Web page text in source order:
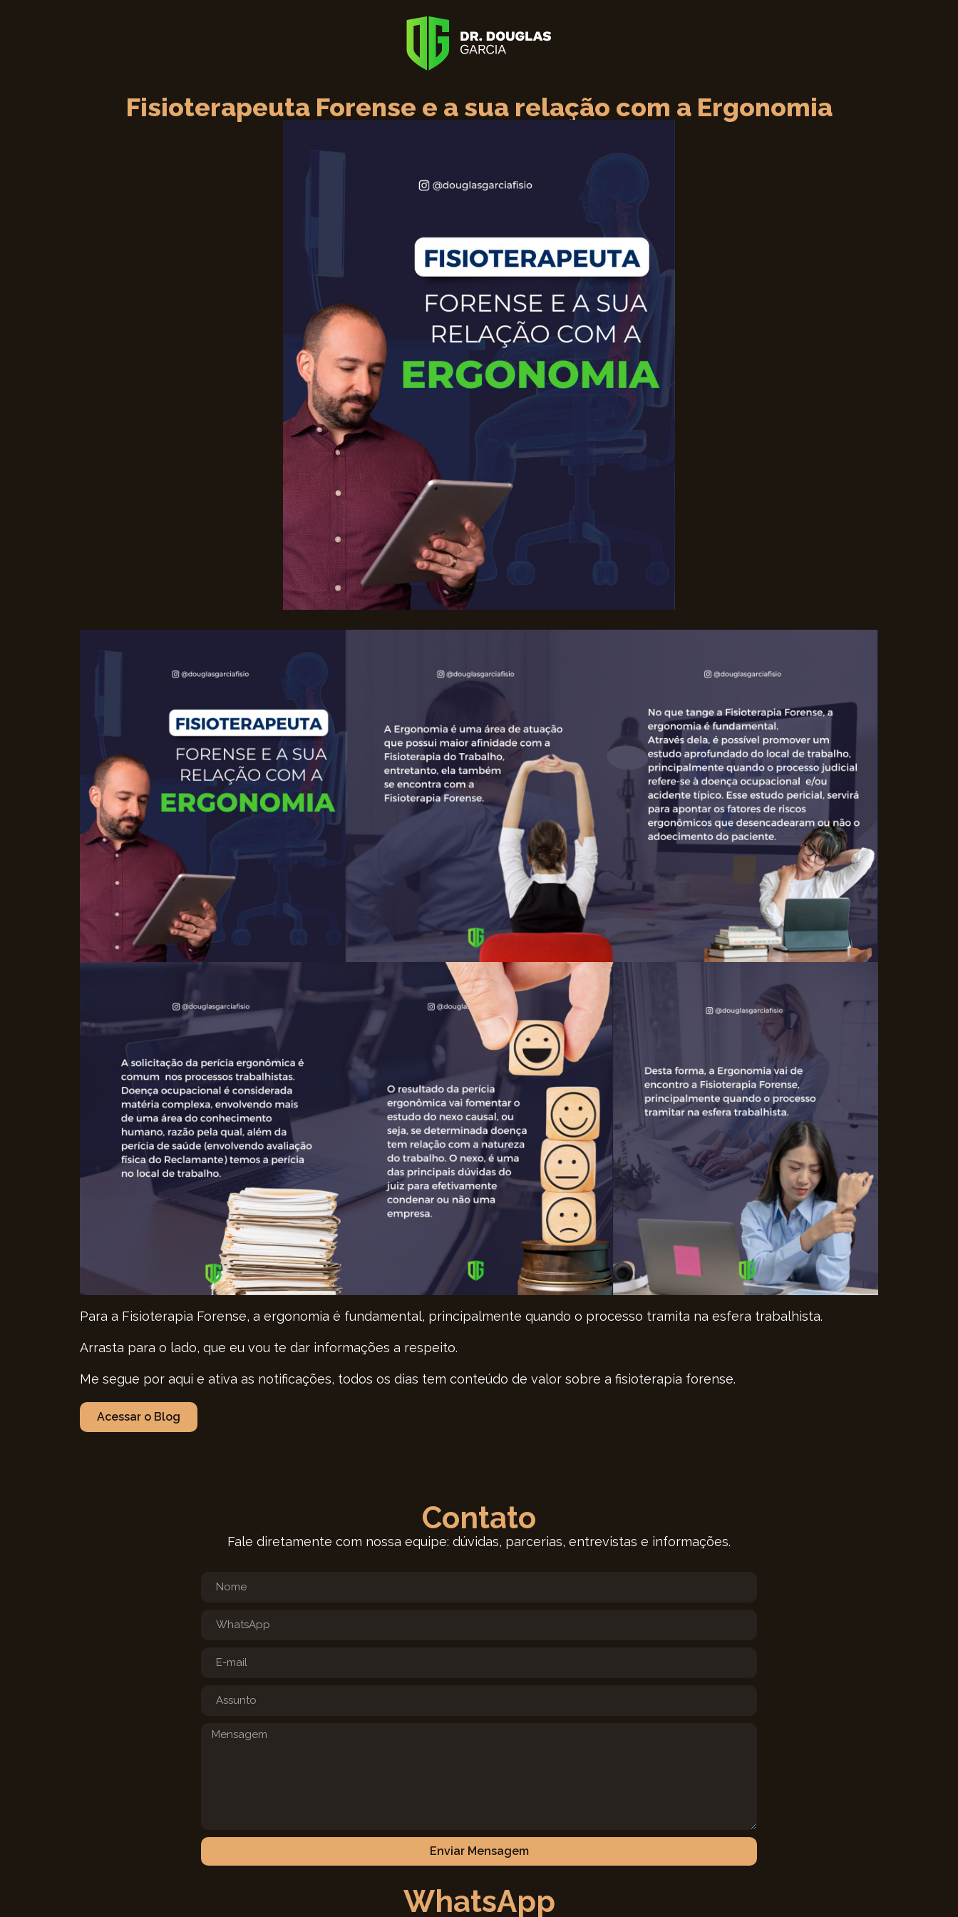
Fisioterapeuta Forense e a sua relação com a Ergonomia
Para a Fisioterapia Forense, a ergonomia é fundamental, principalmente quando o processo tramita na esfera trabalhista.
Arrasta para o lado, que eu vou te dar informações a respeito.
Me segue por aqui e ativa as notificações, todos os dias tem conteúdo de valor sobre a fisioterapia forense.
Acessar o Blog
Contato
Fale diretamente com nossa equipe: dúvidas, parcerias, entrevistas e informações.
Enviar Mensagem
WhatsApp